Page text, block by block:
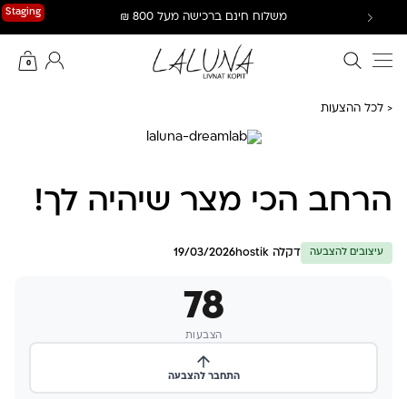
Staging משלוח חינם ברכישה מעל 800 ₪
חיפוש באתר
0
החשבון שלי
< לכל ההצעות
הרחב הכי מצר שיהיה לך!
עיצובים להצבעה דקלה hostik 19/03/2026
78
הצבעות
התחבר להצבעה